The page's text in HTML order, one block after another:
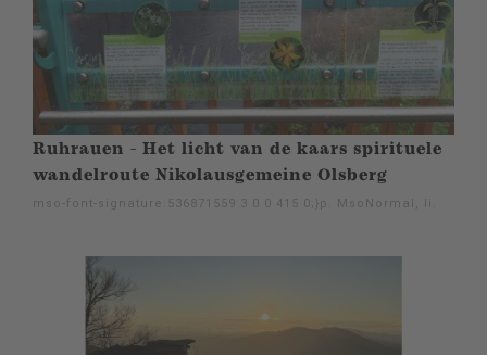
Ruhrauen - Het licht van de kaars spirituele
wandelroute Nikolausgemeine Olsberg
mso-font-signature:536871559 3 0 0 415 0;}p. MsoNormal, li.